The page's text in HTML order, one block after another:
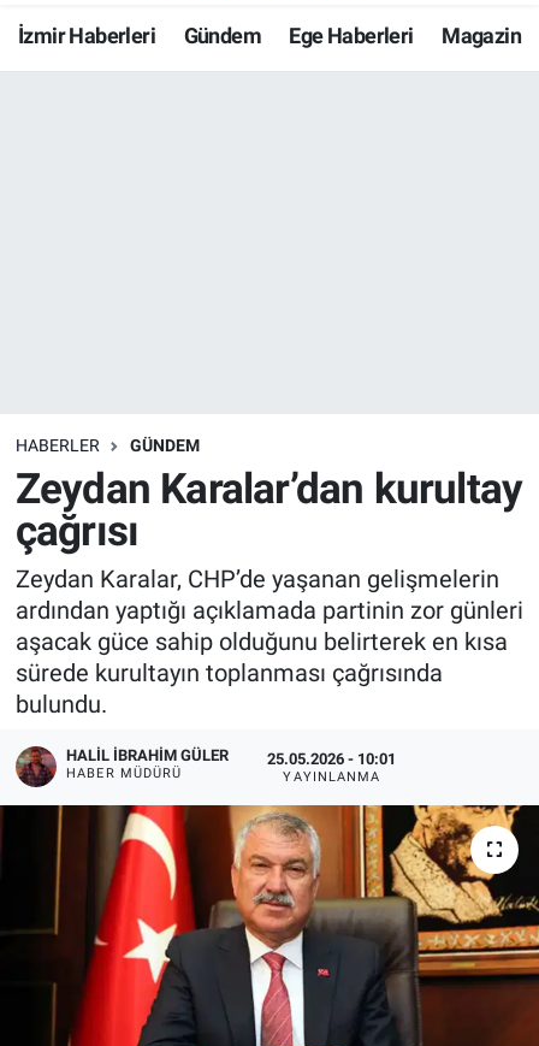
İzmir Haberleri Gündem Ege Haberleri Magazin
HABERLER GÜNDEM
Zeydan Karalar’dan kurultay
çağrısı
Zeydan Karalar, CHP’de yaşanan gelişmelerin
ardından yaptığı açıklamada partinin zor günleri
aşacak güce sahip olduğunu belirterek en kısa
sürede kurultayın toplanması çağrısında
bulundu.
HALIL İBRAHIM GÜLER
HABER MÜDÜRÜ
25.05.2026 - 10:01
YAYINLANMA
Resmi İlanlar